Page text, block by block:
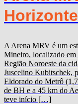
A Arena MRV é um
Mineiro, localizado
Região Noroeste da
Juscelino Kubitschek,
Eldorado do Metrô
de BH e a 45 km do
teve início […]